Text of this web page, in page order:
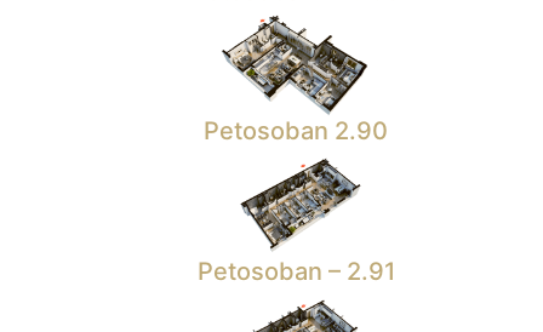
Petosoban 2.90
Petosoban – 2.91